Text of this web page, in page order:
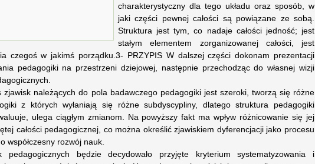
charakterystyczny dla tego układu oraz sposób, w
jaki części pewnej całości są powiązane ze sobą.
Struktura jest tym, co nadaje całości jedność; jest
stałym elementem zorganizowanej całości, jest
czegoś w jakimś porządku.3- PRZYPIS W dalszej części dokonam prezentacji
pedagogiki na przestrzeni dziejowej, następnie przechodząc do własnej wizji
zjawisk należących do pola badawczego pedagogiki jest szeroki, tworzą się różne
z których wyłaniają się różne subdyscypliny, dlatego struktura pedagogiki
ulega ciągłym zmianom. Na powyższy fakt ma wpływ różnicowanie się jej
całości pedagogicznej, co można określić zjawiskiem dyferencjacji jako procesu
współczesny rozwój nauk.
będzie decydowało przyjęte kryterium systematyzowania i